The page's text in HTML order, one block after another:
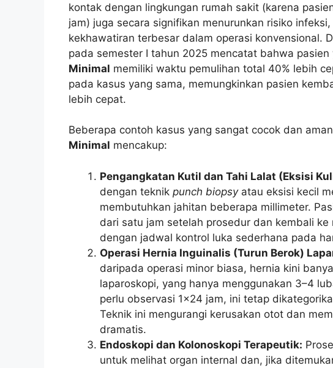
kontak dengan lingkungan rumah sakit (karena
jam) juga secara signifikan menurunkan risiko
kekhawatiran terbesar dalam operasi konvensional.
pada semester I tahun 2025 mencatat bahwa
Minimal memiliki waktu pemulihan total 40% lebih
pada kasus yang sama, memungkinkan pasien
lebih cepat.
Beberapa contoh kasus yang sangat cocok dan
Minimal mencakup:
Pengangkatan Kutil dan Tahi Lalat (Eksisi
dengan teknik punch biopsyatau eksisi kecil
membutuhkan jahitan beberapa millimeter.
dari satu jam setelah prosedur dan kembali
dengan jadwal kontrol luka sederhana pada
Operasi Hernia Inguinalis (Turun Berok)
daripada operasi minor biasa, hernia kini
laparoskopi, yang hanya menggunakan 3–4
perlu observasi 1×24 jam, ini tetap
Teknik ini mengurangi kerusakan otot dan
dramatis.
Endoskopi dan Kolonoskopi Terapeutik:
untuk melihat organ internal dan, jika